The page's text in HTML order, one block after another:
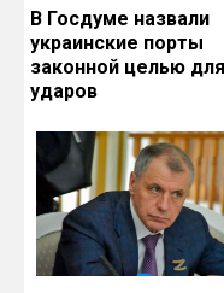
В Госдуме назвали
украинские порты
законной целью для
ударов